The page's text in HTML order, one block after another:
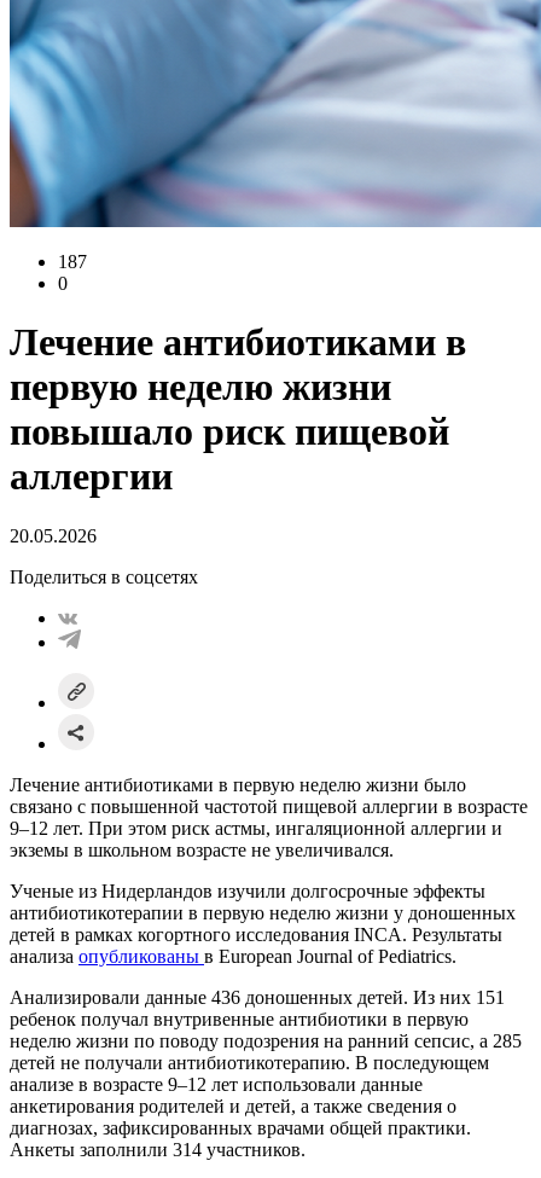
187
0
Лечение антибиотиками в
первую неделю жизни
повышало риск пищевой
аллергии
20.05.2026
Поделиться в соцсетях
Лечение антибиотиками в первую неделю жизни было
связано с повышенной частотой пищевой аллергии в возрасте
9–12 лет. При этом риск астмы, ингаляционной аллергии и
экземы в школьном возрасте не увеличивался.
Ученые из Нидерландов изучили долгосрочные эффекты
антибиотикотерапии в первую неделю жизни у доношенных
детей в рамках когортного исследования INCA. Результаты
анализа опубликованы в European Journal of Pediatrics.
Анализировали данные 436 доношенных детей. Из них 151
ребенок получал внутривенные антибиотики в первую
неделю жизни по поводу подозрения на ранний сепсис, а 285
детей не получали антибиотикотерапию. В последующем
анализе в возрасте 9–12 лет использовали данные
анкетирования родителей и детей, а также сведения о
диагнозах, зафиксированных врачами общей практики.
Анкеты заполнили 314 участников.